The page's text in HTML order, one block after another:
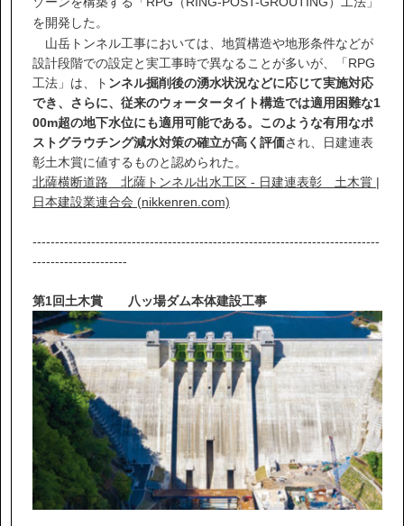
を開発した。
山岳トンネル工事においては、地質構造や地形条件などが
設計段階での設定と実工事時で異なることが多いが、「RPG
工法」は、ト ンネル掘削後の湧水状況などに応じて実施対応
でき、さらに、従来のウォータータイト構造では適用困難な1
00m超の地下水位にも適用可能である。このような有用なポ
ストグラウチング減水対策の確立が高く評価され、日建連表
彰土木賞に値するものと認められた。
北薩横断道路 北薩トンネル出水工区 - 日建連表彰 土木賞 |
日本建設業連合会 (nikkenren.com)
-----------------------------------------------------------------------------
---------------------
第1回土木賞 八ッ場ダム本体建設工事